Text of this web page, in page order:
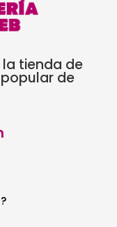
la tienda de
de